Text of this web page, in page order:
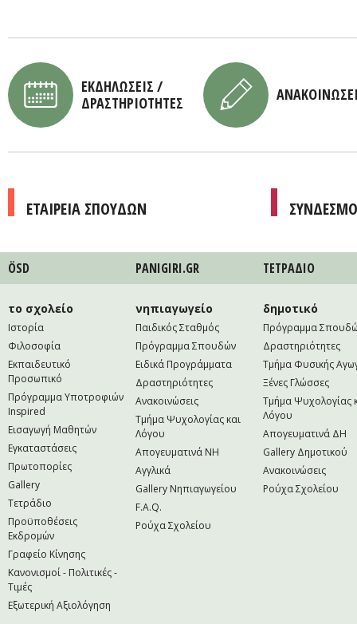
ΕΚΔΗΛΩΣΕΙΣ /
ΔΡΑΣΤΗΡΙΟΤΗΤΕΣ
ΕΤΑΙΡΕΙΑ ΣΠΟΥΔΩΝ
ÖSD PANIGIRI.GR ΤΕΤΡAΔΙΟ
το σχολείο
Ιστορία
Φιλοσοφία
Εκπαιδευτικό
Προσωπικό
Πρόγραμμα Υποτροφιών
Inspired
Εισαγωγή Μαθητών
Εγκαταστάσεις
Πρωτοπορίες
Gallery
Τετράδιο
Προϋποθέσεις
Εκδρομών
Γραφείο Κίνησης
Κανονισμοί - Πολιτικές -
Τιμές
Εξωτερική Αξιολόγηση
νηπιαγωγείο
Παιδικός Σταθμός
Πρόγραμμα Σπουδών
Ειδικά Προγράμματα
Δραστηριότητες
Ανακοινώσεις
Τμήμα Ψυχολογίας και
Λόγου
Απογευματινά NH
Αγγλικά
Gallery Νηπιαγωγείου
F.A.Q.
Ρούχα Σχολείου
δημοτικό
Πρόγραμμα
Δραστηριότητες
Τμήμα Φυσικής
Ξένες Γλώσσες
Τμήμα Ψυχολογίας
Λόγου
Απογευματινά ΔΗ
Gallery Δημοτικού
Ανακοινώσεις
Ρούχα Σχολείου